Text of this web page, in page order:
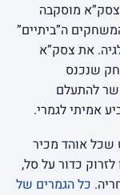
מוסקבה
ה”ביתיים”
את צסק”א
במשחק שנכנס
להתעלם
אמיתי לגמרי.
שכל אוהד מכיר
כדור על סל,
כל הגמרים של